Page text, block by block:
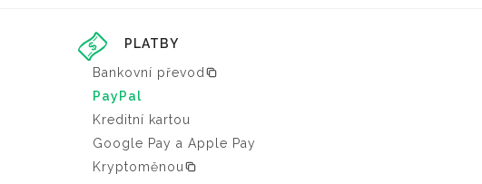
PLATBY
Bankovní převod
PayPal
Kreditní kartou
Google Pay a Apple Pay
Kryptoměnou